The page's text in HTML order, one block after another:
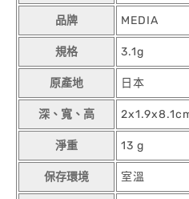
品牌 MEDIA
規格 3.1g
原產地 日本
深、寬、高
淨重 13 g
保存環境 室溫